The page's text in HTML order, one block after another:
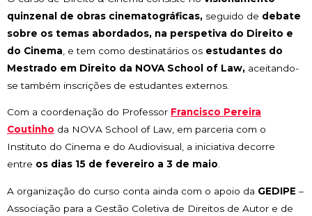
quinzenal de obras cinematográficas, seguido de debate
sobre os temas abordados, na perspetiva do Direito e
do Cinema , e tem como destinatários os estudantes do
Mestrado em Direito da NOVA School of Law, aceitando-
se também inscrições de estudantes externos.
Com a coordenação do Professor Francisco Pereira
Coutinho da NOVA School of Law, em parceria com o
Instituto do Cinema e do Audiovisual, a iniciativa decorre
entre os dias 15 de fevereiro a 3 de maio.
A organização do curso conta ainda com o apoio da GEDIPE –
Associação para a Gestão Coletiva de Direitos de Autor e de